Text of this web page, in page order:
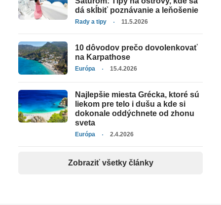
dá skĺbiť poznávanie a leňošenie
Rady a tipy 11.5.2026
10 dôvodov prečo dovolenkovať
na Karpathose
Európa 15.4.2026
Najlepšie miesta Grécka, ktoré sú
liekom pre telo i dušu a kde si
dokonale oddýchnete od zhonu
sveta
Európa 2.4.2026
Zobraziť všetky články